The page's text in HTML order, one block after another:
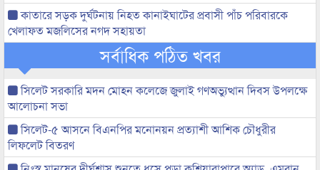
কাতারে সড়ক দুর্ঘটনায় নিহত কানাইঘাটের প্রবাসী পাঁচ পরিবারকে
খেলাফত মজলিসের নগদ সহায়তা
সর্বাধিক পঠিত খবর
সিলেট সরকারি মদন মোহন কলেজে জুলাই গণঅভ্যুত্থান দিবস উপলক্ষে
আলোচনা সভা
সিলেট-৫ আসনে বিএনপির মনোনয়ন প্রত্যাশী আশিক চৌধুরীর
লিফলেট বিতরণ